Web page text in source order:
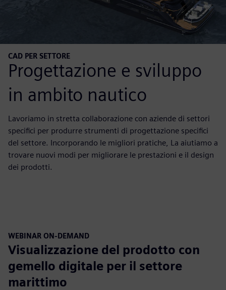
CAD PER SETTORE
Progettazione e sviluppo
in ambito nautico
Lavoriamo in stretta collaborazione con aziende di settori
specifici per produrre strumenti di progettazione specifici
del settore. Incorporando le migliori pratiche, La aiutiamo a
trovare nuovi modi per migliorare le prestazioni e il design
dei prodotti.
WEBINAR ON-DEMAND
Visualizzazione del prodotto con
gemello digitale per il settore
marittimo